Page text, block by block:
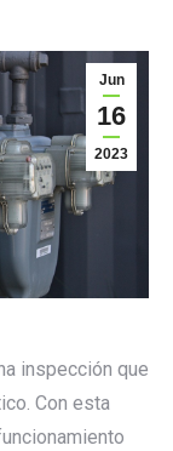
Jun
16
2023
inspección que
Con esta